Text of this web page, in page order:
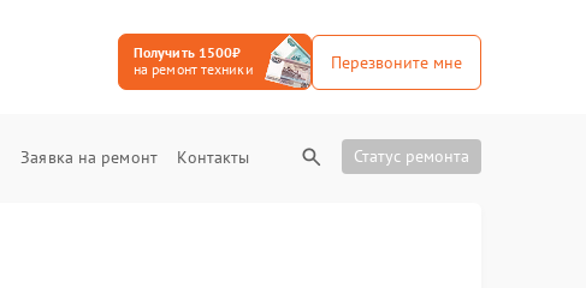
Получить 1500₽
на ремонт техники
Перезвоните мне
Заявка на ремонт Контакты Статус ремонта